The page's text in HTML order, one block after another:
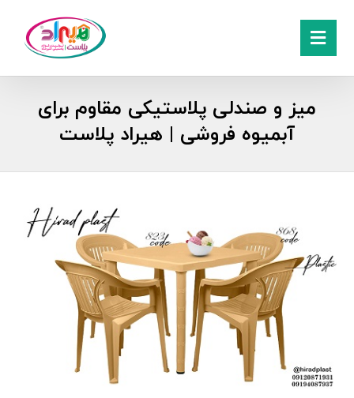
میز و صندلی پلاستیکی مقاوم برای
آبمیوه فروشی | هیراد پلاست